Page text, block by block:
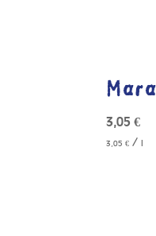
3,05€
3,05€ /